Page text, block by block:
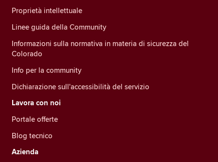
Proprietà intellettuale
Linee guida della Community
Informazioni sulla normativa in materia di sicurezza del
Colorado
Info per la community
Dichiarazione sull'accessibilità del servizio
Lavora con noi
Portale offerte
Blog tecnico
Azienda